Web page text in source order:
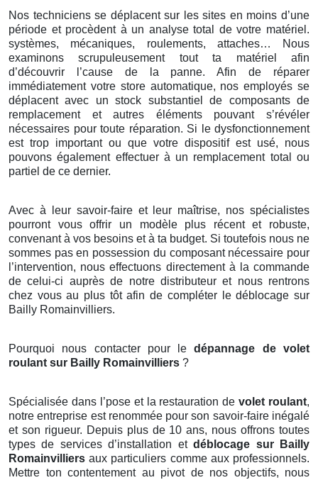
Nos techniciens se déplacent sur les sites en moins d’une
période et procèdent à un analyse total de votre matériel.
systèmes, mécaniques, roulements, attaches… Nous
examinons scrupuleusement tout ta matériel afin
d’découvrir l’cause de la panne. Afin de réparer
immédiatement votre store automatique, nos employés se
déplacent avec un stock substantiel de composants de
remplacement et autres éléments pouvant s’révéler
nécessaires pour toute réparation. Si le dysfonctionnement
est trop important ou que votre dispositif est usé, nous
pouvons également effectuer à un remplacement total ou
partiel de ce dernier.
Avec à leur savoir-faire et leur maîtrise, nos spécialistes
pourront vous offrir un modèle plus récent et robuste,
convenant à vos besoins et à ta budget. Si toutefois nous ne
sommes pas en possession du composant nécessaire pour
l’intervention, nous effectuons directement à la commande
de celui-ci auprès de notre distributeur et nous rentrons
chez vous au plus tôt afin de compléter le déblocage sur
Bailly Romainvilliers.
Pourquoi nous contacter pour ledépannage de volet
roulant sur Bailly Romainvilliers ?
Spécialisée dans l’pose et la restauration devolet roulant,
notre entreprise est renommée pour son savoir-faire inégalé
et son rigueur. Depuis plus de 10 ans, nous offrons toutes
types de services d’installation etdéblocage sur Bailly
Romainvilliers aux particuliers comme aux professionnels.
Mettre ton contentement au pivot de nos objectifs, nous